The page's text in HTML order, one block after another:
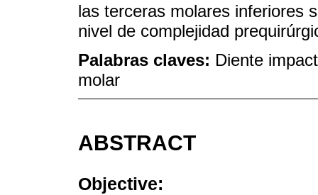
las terceras molares inferiores
nivel de complejidad
Palabras claves: Diente
molar
ABSTRACT
Objective: